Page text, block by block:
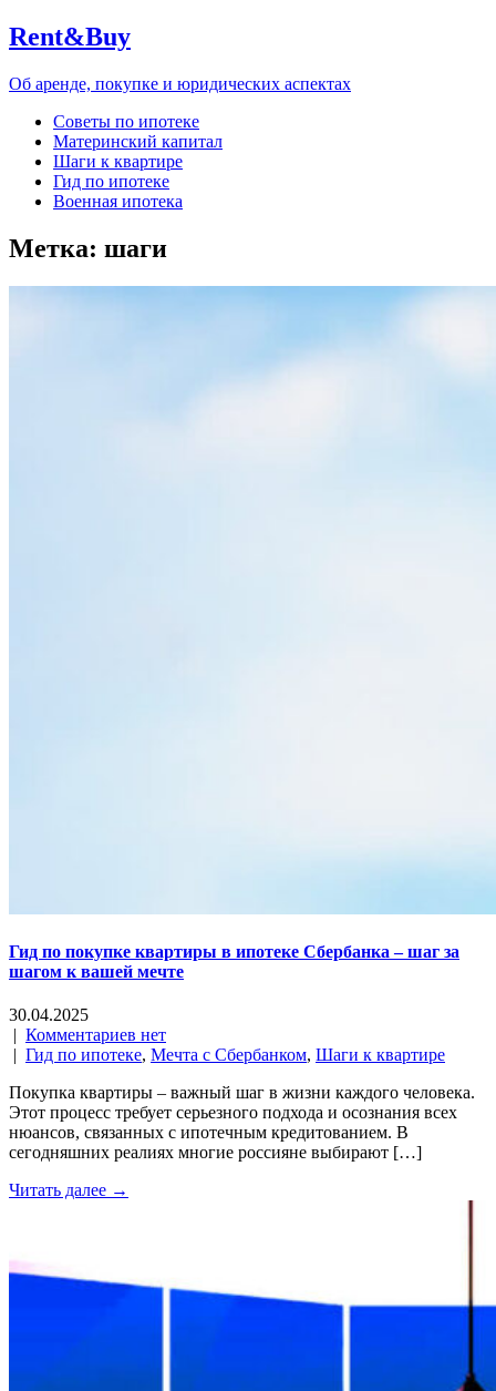
Rent&Buy
Об аренде, покупке и юридических аспектах
Советы по ипотеке
Материнский капитал
Шаги к квартире
Гид по ипотеке
Военная ипотека
Метка: шаги
Гид по покупке квартиры в ипотеке Сбербанка – шаг за
шагом к вашей мечте
30.04.2025
| Комментариев нет
| Гид по ипотеке, Мечта с Сбербанком, Шаги к квартире
Покупка квартиры – важный шаг в жизни каждого человека.
Этот процесс требует серьезного подхода и осознания всех
нюансов, связанных с ипотечным кредитованием. В
сегодняшних реалиях многие россияне выбирают […]
Читать далее →